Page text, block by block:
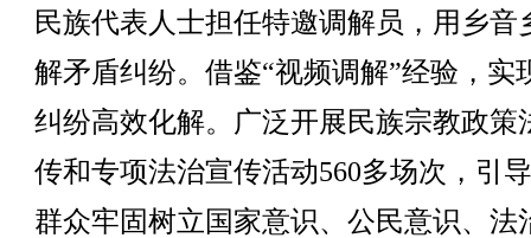
民族代表人士担任特邀调解员，用乡音
解矛盾纠纷。借鉴“视频调解”经验，实
纠纷高效化解。广泛开展民族宗教政策
传和专项法治宣传活动560多场次，引
群众牢固树立国家意识、公民意识、法